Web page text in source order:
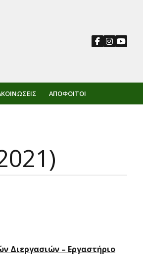
ΑΠΌΦΟΙΤΟΙ
Διεργασιών – Εργαστήριο